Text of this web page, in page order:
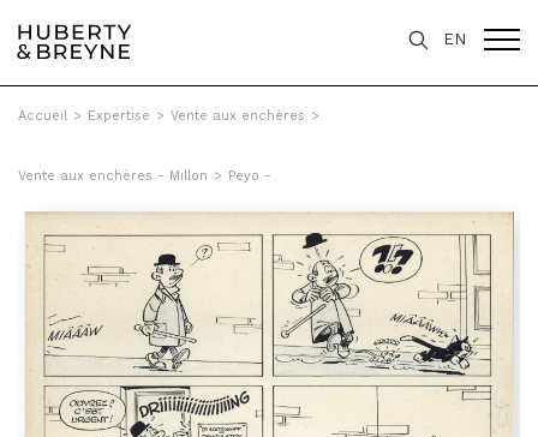
EN
Accueil > Expertise > Vente aux enchères >
Vente aux enchères - Millon > Peyo -